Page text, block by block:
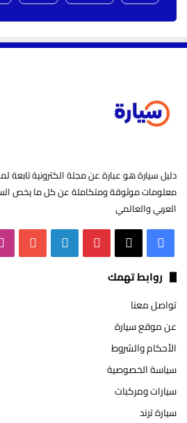
دليل سيارة هو عبارة عن مجلة الكترونية تابعة
معلومات موثوقة ومتكاملة عن كل ما يخص
العربي والعالمي
فيسبوك بينتيريست لينكدإن
روابط تهمك
تواصل معنا
عن موقع سيارة
الأحكام والشروط
سياسة الخصوصية
سيارات ومركبات
سيارة ترند